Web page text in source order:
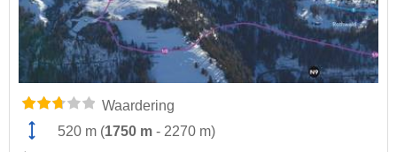
Waardering
520 m (1750 m - 2270 m)